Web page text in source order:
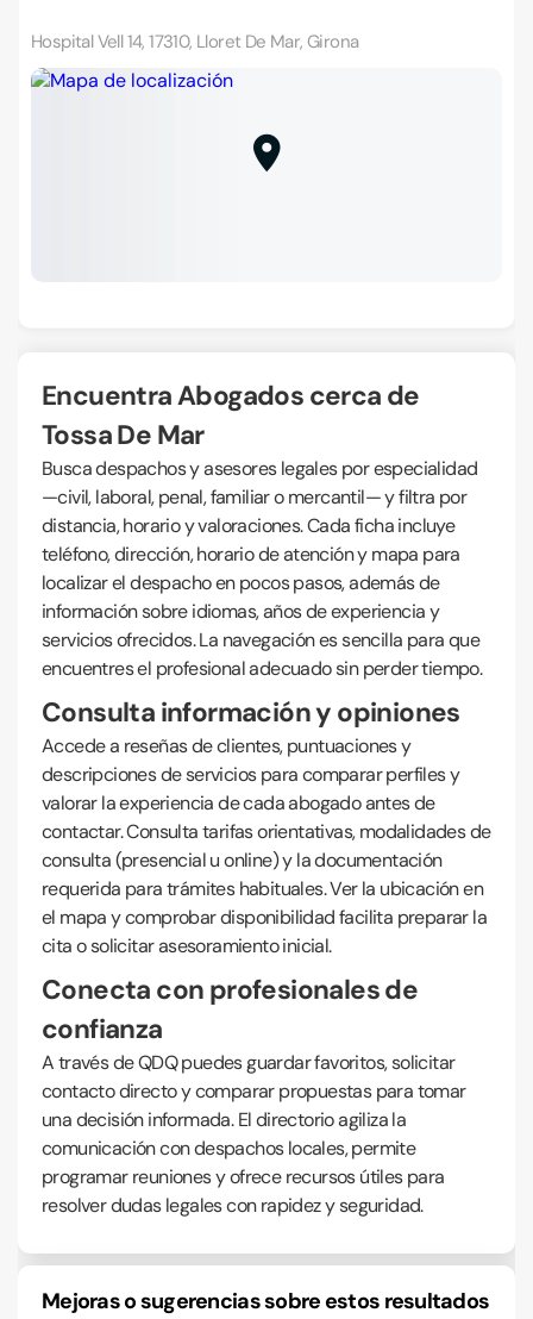
Hospital Vell 14, 17310, Lloret De Mar, Girona
Encuentra Abogados cerca de
Tossa De Mar
Busca despachos y asesores legales por especialidad
—civil, laboral, penal, familiar o mercantil— y filtra por
distancia, horario y valoraciones. Cada ficha incluye
teléfono, dirección, horario de atención y mapa para
localizar el despacho en pocos pasos, además de
información sobre idiomas, años de experiencia y
servicios ofrecidos. La navegación es sencilla para que
encuentres el profesional adecuado sin perder tiempo.
Consulta información y opiniones
Accede a reseñas de clientes, puntuaciones y
descripciones de servicios para comparar perfiles y
valorar la experiencia de cada abogado antes de
contactar. Consulta tarifas orientativas, modalidades de
consulta (presencial u online) y la documentación
requerida para trámites habituales. Ver la ubicación en
el mapa y comprobar disponibilidad facilita preparar la
cita o solicitar asesoramiento inicial.
Conecta con profesionales de
confianza
A través de QDQ puedes guardar favoritos, solicitar
contacto directo y comparar propuestas para tomar
una decisión informada. El directorio agiliza la
comunicación con despachos locales, permite
programar reuniones y ofrece recursos útiles para
resolver dudas legales con rapidez y seguridad.
Mejoras o sugerencias sobre estos resultados